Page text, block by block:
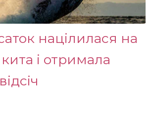
націлилася на
і отримала